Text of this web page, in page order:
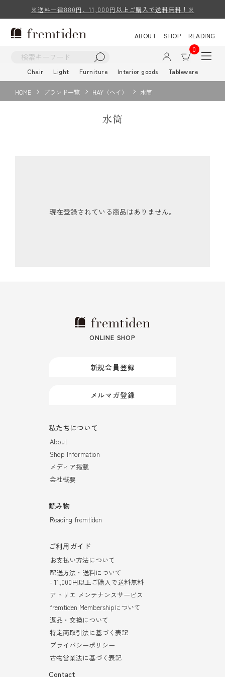
※送料一律880円、11,000円以上ご購入で送料無料！※
ABOUT SHOP
READING
0
Chair Light Furniture Interior goods Tableware
HOME ブランド一覧 HAY（ヘイ） 水筒
水筒
現在登録されている商品はありません。
ONLINE SHOP
新規会員登録
メルマガ登録
私たちについて
About
Shop Information
メディア掲載
会社概要
読み物
Reading fremtiden
ご利用ガイド
お支払い方法について
配送方法・送料について
- 11,000円以上ご購入で送料無料
アトリエ メンテナンスサービス
fremtiden Membershipについて
返品・交換について
特定商取引法に基づく表記
プライバシーポリシー
古物営業法に基づく表記
Contact